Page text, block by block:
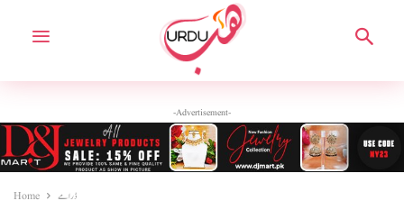
-Advertisement-
Home ڈرامے